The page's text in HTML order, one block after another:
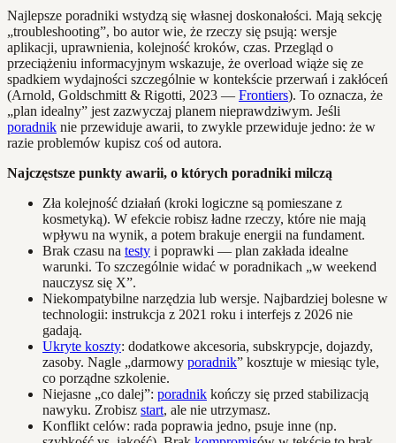
Najlepsze poradniki wstydzą się własnej doskonałości. Mają sekcję
„troubleshooting”, bo autor wie, że rzeczy się psują: wersje
aplikacji, uprawnienia, kolejność kroków, czas. Przegląd o
przeciążeniu informacyjnym wskazuje, że overload wiąże się ze
spadkiem wydajności szczególnie w kontekście przerwań i zakłóceń
(Arnold, Goldschmitt & Rigotti, 2023 — Frontiers). To oznacza, że
„plan idealny” jest zazwyczaj planem nieprawdziwym. Jeśli
poradnik nie przewiduje awarii, to zwykle przewiduje jedno: że w
razie problemów kupisz coś od autora.
Najczęstsze punkty awarii, o których poradniki milczą
Zła kolejność działań (kroki logiczne są pomieszane z
kosmetyką). W efekcie robisz ładne rzeczy, które nie mają
wpływu na wynik, a potem brakuje energii na fundament.
Brak czasu na testy i poprawki — plan zakłada idealne
warunki. To szczególnie widać w poradnikach „w weekend
nauczysz się X”.
Niekompatybilne narzędzia lub wersje. Najbardziej bolesne w
technologii: instrukcja z 2021 roku i interfejs z 2026 nie
gadają.
Ukryte koszty: dodatkowe akcesoria, subskrypcje, dojazdy,
zasoby. Nagle „darmowy poradnik” kosztuje w miesiąc tyle,
co porządne szkolenie.
Niejasne „co dalej”: poradnik kończy się przed stabilizacją
nawyku. Zrobisz start, ale nie utrzymasz.
Konflikt celów: rada poprawia jedno, psuje inne (np.